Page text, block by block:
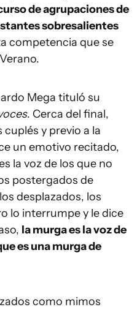
de agrupaciones de
sobresalientes
competencia que se
Mega tituló su
. Cerca del final,
y previo a la
un emotivo recitado,
la voz de los que no
postergados de
desplazados, los
lo interrumpe y le dice
la murga es la voz de
es una murga de
como mimos